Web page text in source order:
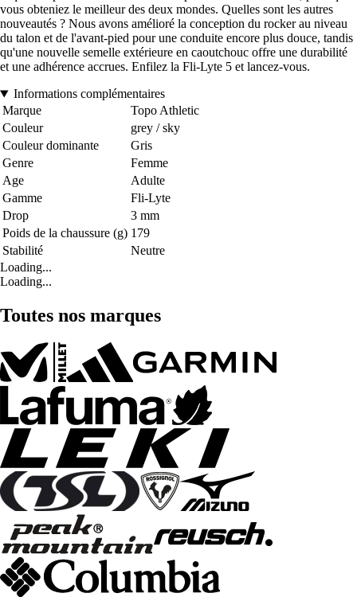
vous obteniez le meilleur des deux mondes. Quelles sont les autres
nouveautés ? Nous avons amélioré la conception du rocker au niveau
du talon et de l'avant-pied pour une conduite encore plus douce, tandis
qu'une nouvelle semelle extérieure en caoutchouc offre une durabilité
et une adhérence accrues. Enfilez la Fli-Lyte 5 et lancez-vous.
Informations complémentaires
Marque
Topo Athletic
Couleur
grey / sky
Couleur dominante
Gris
Genre
Femme
Age
Adulte
Gamme
Fli-Lyte
Drop
3 mm
Poids de la chaussure (g) 179
Stabilité
Neutre
Loading...
Loading...
Toutes nos marques